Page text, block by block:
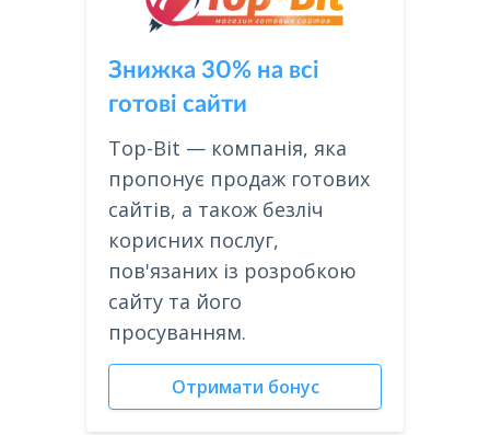
Знижка 30% на всі
готові сайти
Top-Bit — компанія, яка
пропонує продаж готових
сайтів, а також безліч
корисних послуг,
пов'язаних із розробкою
сайту та його
просуванням.
Отримати бонус